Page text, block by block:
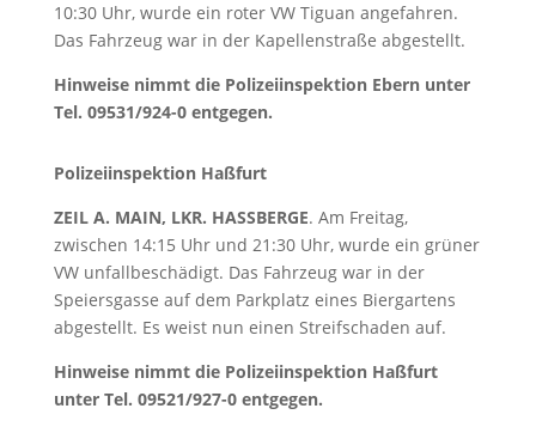
10:30 Uhr, wurde ein roter VW Tiguan angefahren.
Das Fahrzeug war in der Kapellenstraße abgestellt.
Hinweise nimmt die Polizeiinspektion Ebern unter
Tel. 09531/924-0 entgegen.
Polizeiinspektion Haßfurt
ZEIL A. MAIN, LKR. HASSBERGE. Am Freitag,
zwischen 14:15 Uhr und 21:30 Uhr, wurde ein grüner
VW unfallbeschädigt. Das Fahrzeug war in der
Speiersgasse auf dem Parkplatz eines Biergartens
abgestellt. Es weist nun einen Streifschaden auf.
Hinweise nimmt die Polizeiinspektion Haßfurt
unter Tel. 09521/927-0 entgegen.